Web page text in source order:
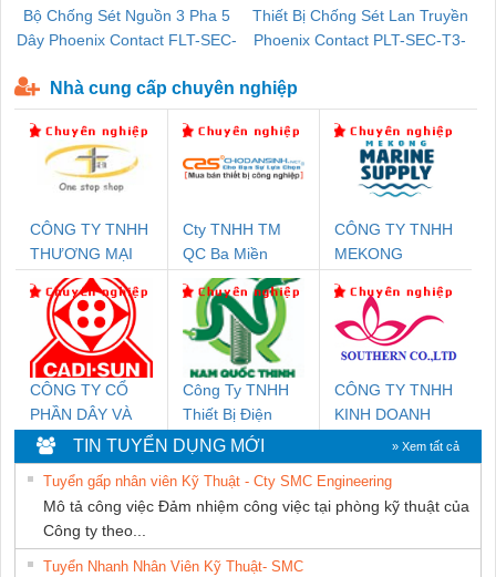
Bộ Chống Sét Nguồn 3 Pha 5
Dây Phoenix Contact FLT-SEC-
Thiết Bị Chống Sét Lan Truyền
Phoenix Contact PLT-SEC-T3-
Nhà cung cấp chuyên nghiệp
CÔNG TY TNHH
THƯƠNG MẠI
THIÊN ÂN VIỆT
NAM
Cty TNHH TM
QC Ba Miền
CÔNG TY TNHH
MEKONG
SUPPLY
CÔNG TY CỔ
PHẦN DÂY VÀ
CÁP ĐIỆN
THƯỢNG ĐÌNH
Công Ty TNHH
Thiết Bị Điện
Nam Quốc Thịnh
CÔNG TY TNHH
KINH DOANH
DỊCH VỤ XNK
PHƯƠNG NAM
TIN TUYỂN DỤNG MỚI » Xem tất cả
Tuyển gấp nhân viên Kỹ Thuật - Cty SMC Engineering
Mô tả công việc Đảm nhiệm công việc tại phòng kỹ thuật của
Công ty theo...
Tuyển Nhanh Nhân Viên Kỹ Thuật- SMC